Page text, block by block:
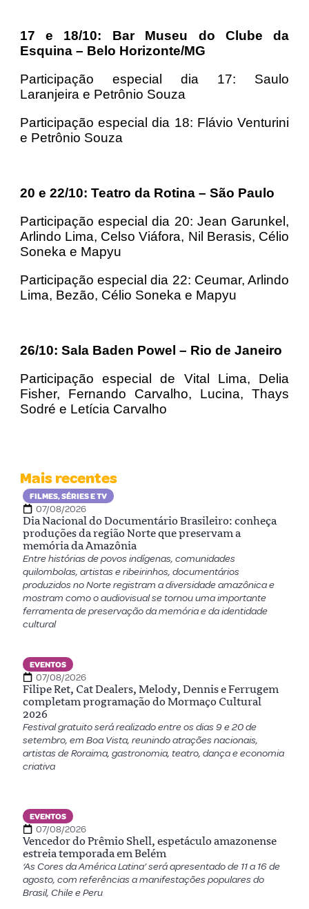
17 e 18/10: Bar Museu do Clube da
Esquina – Belo Horizonte/MG
Participação especial dia 17: Saulo
Laranjeira e Petrônio Souza
Participação especial dia 18: Flávio Venturini
e Petrônio Souza
20 e 22/10: Teatro da Rotina – São Paulo
Participação especial dia 20: Jean Garunkel,
Arlindo Lima, Celso Viáfora, Nil Berasis, Célio
Soneka e Mapyu
Participação especial dia 22: Ceumar, Arlindo
Lima, Bezão, Célio Soneka e Mapyu
26/10: Sala Baden Powel – Rio de Janeiro
Participação especial de Vital Lima, Delia
Fisher, Fernando Carvalho, Lucina, Thays
Sodré e Letícia Carvalho
Mais recentes
FILMES, SÉRIES E TV
07/08/2026
Dia Nacional do Documentário Brasileiro: conheça
produções da região Norte que preservam a
memória da Amazônia
Entre histórias de povos indígenas, comunidades
quilombolas, artistas e ribeirinhos, documentários
produzidos no Norte registram a diversidade amazônica e
mostram como o audiovisual se tornou uma importante
ferramenta de preservação da memória e da identidade
cultural
EVENTOS
07/08/2026
Filipe Ret, Cat Dealers, Melody, Dennis e Ferrugem
completam programação do Mormaço Cultural
2026
Festival gratuito será realizado entre os dias 9 e 20 de
setembro, em Boa Vista, reunindo atrações nacionais,
artistas de Roraima, gastronomia, teatro, dança e economia
criativa
EVENTOS
07/08/2026
Vencedor do Prêmio Shell, espetáculo amazonense
estreia temporada em Belém
‘As Cores da América Latina’ será apresentado de 11 a 16 de
agosto, com referências a manifestações populares do
Brasil, Chile e Peru